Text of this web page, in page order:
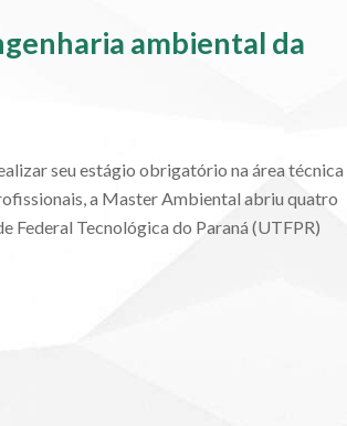
ambiental da
seu estágio obrigatório na área técnica
a Master Ambiental abriu quatro
Federal Tecnológica do Paraná (UTFPR)